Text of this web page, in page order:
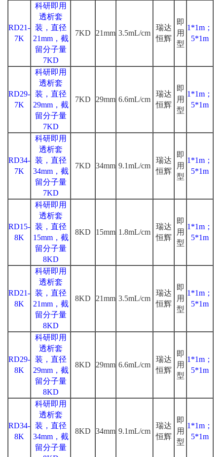
RD21-
7K
科研即用
透析套
装，直径
21mm，截
留分子量
7KD
7KD 21mm 3.5mL/cm
瑞达
恒辉
即
用
型
1*1m；
5*1m
RD29-
7K
科研即用
透析套
装，直径
29mm，截
留分子量
7KD
7KD 29mm 6.6mL/cm
瑞达
恒辉
即
用
型
1*1m；
5*1m
RD34-
7K
科研即用
透析套
装，直径
34mm，截
留分子量
7KD
7KD 34mm 9.1mL/cm
瑞达
恒辉
即
用
型
1*1m；
5*1m
RD15-
8K
科研即用
透析套
装，直径
15mm，截
留分子量
8KD
8KD 15mm 1.8mL/cm
瑞达
恒辉
即
用
型
1*1m；
5*1m
RD21-
8K
科研即用
透析套
装，直径
21mm，截
留分子量
8KD
8KD 21mm 3.5mL/cm
瑞达
恒辉
即
用
型
1*1m；
5*1m
RD29-
8K
科研即用
透析套
装，直径
29mm，截
留分子量
8KD
8KD 29mm 6.6mL/cm
瑞达
恒辉
即
用
型
1*1m；
5*1m
RD34-
8K
科研即用
透析套
装，直径
34mm，截
留分子量
8KD 34mm 9.1mL/cm
瑞达
恒辉
即
用
型
1*1m；
5*1m